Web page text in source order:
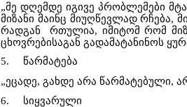
„მე დღემდე იგივე პრობლემები
მიზანი მაინც მიუღწევლად რჩება,
რადგან
რთულია, იმიტომ რომ
ცხოვრებისაგან გადამატანინოს
5.
წარმატება
„ეცადე, გახდე არა წარმატებული,
6.
სიყვარული